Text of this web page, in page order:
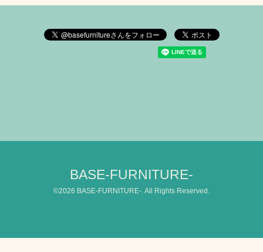
BASE-FURNITURE-
©2026 BASE-FURNITURE-. All Rights Reserved.